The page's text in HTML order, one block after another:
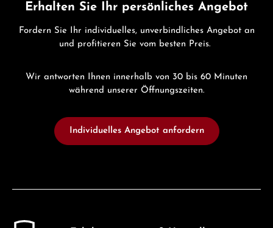
Erhalten Sie Ihr persönliches Angebot
Fordern Sie Ihr individuelles, unverbindliches Angebot an
und profitieren Sie vom besten Preis.
Wir antworten Ihnen innerhalb von 30 bis 60 Minuten
während unserer Öffnungszeiten.
Individuelles Angebot anfordern